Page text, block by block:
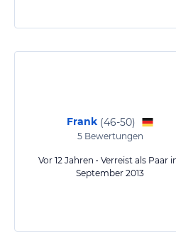
Frank (46-50)
5Bewertungen
Vor 12 Jahren • Verreist als Paar
September 2013